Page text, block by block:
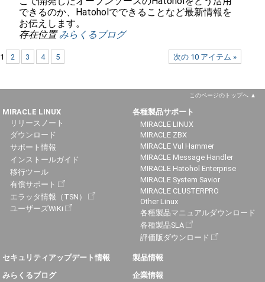
できるのか、Hatoholでできることなど最新情報を
お伝えします。
存在位置 みらくるブログ
次の 10 アイテム »
1 2 3 4 5
このページのトップへ
MIRACLE LINUX
リリースノート
ダウンロード
サポート情報
インストールガイド
移行ツール
有償サポート
エラッタ情報（TSN）
ユーザーズWiKi
各種製品サポート
MIRACLE LINUX
MIRACLE ZBX
MIRACLE Vul Hammer
MIRACLE Message Handler
MIRACLE Hatohol Enterprise
MIRACLE System Savior
MIRACLE CLUSTERPRO
Other Linux
各種製品マニュアルダウンロード
各種製品SLA
評価版ダウンロード
セキュリティアップデート情報
みらくるブログ
製品情報
企業情報